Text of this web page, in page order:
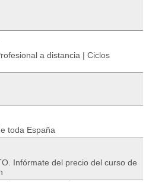
a distancia | Ciclos
toda España
Infórmate del precio del curso de